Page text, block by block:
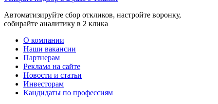
Автоматизируйте сбор откликов, настройте воронку,
собирайте аналитику в 2 клика
О компании
Наши вакансии
Партнерам
Реклама на сайте
Новости и статьи
Инвесторам
Кандидаты по профессиям